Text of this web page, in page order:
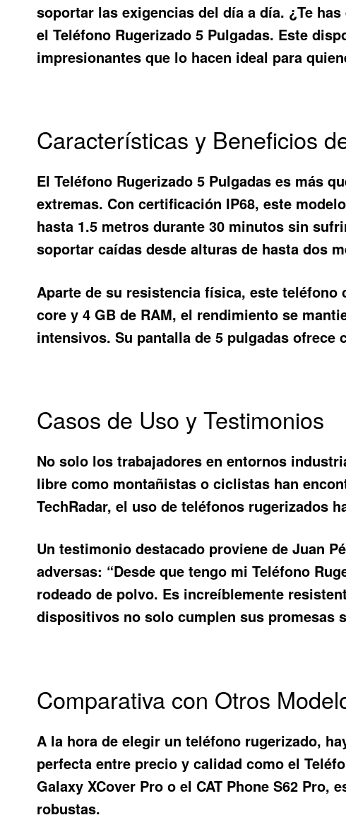
soportar las exigencias del día a día. ¿Te
elTeléfono Rugerizado 5 Pulgadas. Este
impresionantes que lo hacen ideal para
Características y Beneficios
ElTeléfono Rugerizado 5 Pulgadas es más
extremas. Con certificación IP68, este
hasta 1.5 metros durante 30 minutos sin
soportar caídas desde alturas de hasta dos
Aparte de su resistencia física, este
core y 4 GB de RAM, el rendimiento se
intensivos. Su pantalla de 5 pulgadas
Casos de Uso y Testimonios
No solo los trabajadores en entornos
libre como montañistas o ciclistas han
TechRadar, el uso de teléfonos rugerizados
Un testimonio destacado proviene de Juan
adversas: “Desde que tengo miTeléfono
rodeado de polvo. Es increíblemente
dispositivos no solo cumplen sus promesas
Comparativa con Otros
A la hora de elegir un teléfono rugerizado,
perfecta entre precio y calidad como el
Galaxy XCover Pro o el CAT Phone S62
robustas.